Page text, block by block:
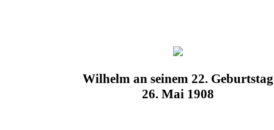
Wilhelm an seinem 22. Geburtstag
26. Mai 1908